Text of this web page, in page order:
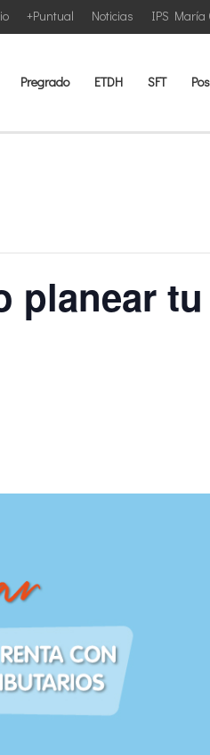
IPS María
Noticias
+Puntual
Pregrado ETDH SFT
planear